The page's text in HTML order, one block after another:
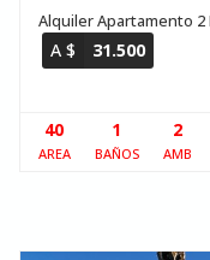
Alquiler Apartamento
A $ 31.500
40
AREA
1
BAÑOS
2
AMB